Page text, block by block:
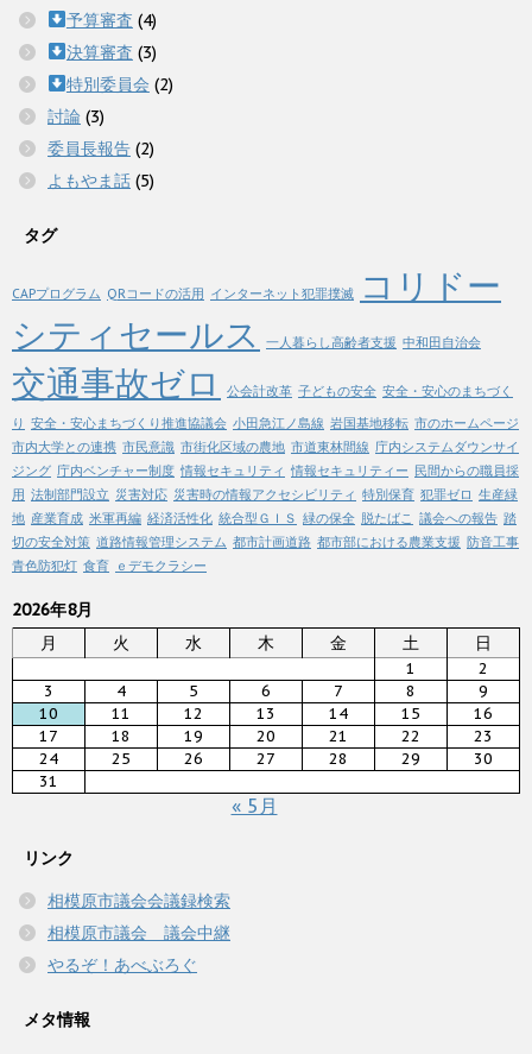
予算審査 (4)
決算審査 (3)
特別委員会 (2)
討論 (3)
委員長報告 (2)
よもやま話 (5)
タグ
CAPプログラム QRコードの活用 インターネット犯罪撲滅
コリドー
シティセールス
一人暮らし高齢者支援 中和田自治会
交通事故ゼロ 公会計改革 子どもの安全 安全・安心のまちづく
り 安全・安心まちづくり推進協議会 小田急江ノ島線 岩国基地移転 市のホームページ
市内大学との連携 市民意識 市街化区域の農地 市道東林間線 庁内システムダウンサイ
ジング 庁内ベンチャー制度 情報セキュリティ 情報セキュリティー 民間からの職員採
用 法制部門設立 災害対応 災害時の情報アクセシビリティ 特別保育 犯罪ゼロ 生産緑
地 産業育成 米軍再編 経済活性化 統合型ＧＩＳ 緑の保全 脱たばこ 議会への報告 踏
切の安全対策 道路情報管理システム 都市計画道路 都市部における農業支援 防音工事
青色防犯灯 食育 ｅデモクラシー
2026年8月
月
火 水 木 金 土 日
1
2
3
4 5 6 7 8
9
10
11 12 13 14 15
16
17
18 19 20 21 22
23
24
25 26 27 28 29
30
31
« 5月
リンク
相模原市議会会議録検索
相模原市議会 議会中継
やるぞ！あべぶろぐ
メタ情報